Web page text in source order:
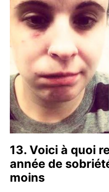
13. Voici à quoi
année de
moins